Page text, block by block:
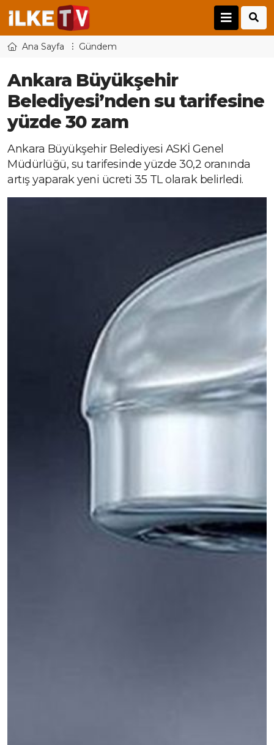
Ana Sayfa Gündem
Ankara Büyükşehir
Belediyesi’nden su tarifesine
yüzde 30 zam
Ankara Büyükşehir Belediyesi ASKİ Genel
Müdürlüğü, su tarifesinde yüzde 30,2 oranında
artış yaparak yeni ücreti 35 TL olarak belirledi.